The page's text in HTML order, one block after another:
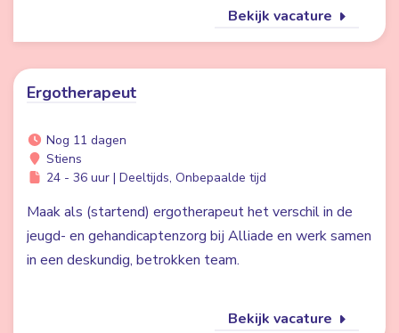
Bekijk vacature
Ergotherapeut
Nog 11 dagen
Stiens
24 - 36 uur | Deeltijds, Onbepaalde tijd
Maak als (startend) ergotherapeut het verschil in de
jeugd- en gehandicaptenzorg bij Alliade en werk samen
in een deskundig, betrokken team.
Bekijk vacature